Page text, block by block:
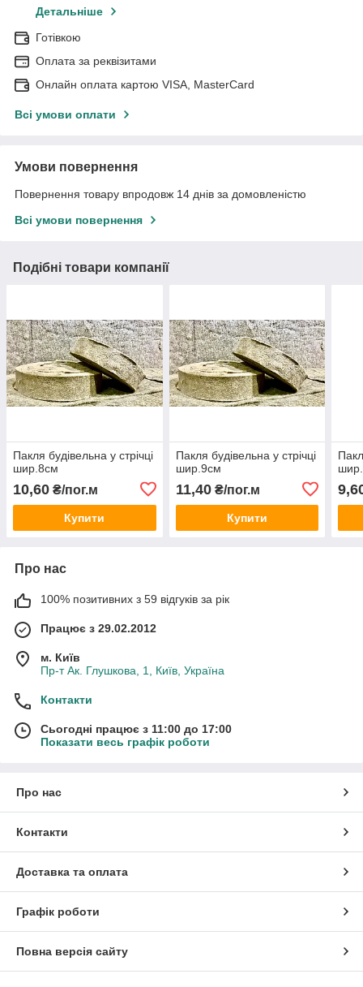
Детальніше
Готівкою
Оплата за реквізитами
Онлайн оплата картою VISA, MasterCard
Всі умови оплати
Умови повернення
Повернення товару впродовж 14 днів за домовленістю
Всі умови повернення
Подібні товари компанії
Пакля будівельна у стрічці
шир.8см
10,60 ₴/пог.м
Купити
Пакля будівельна у стрічці
шир.9см
11,40₴/пог.м
Купити
Про нас
100% позитивних з 59 відгуків за рік
Працює з 29.02.2012
м. Київ
Пр-т Ак. Глушкова, 1, Київ, Україна
Контакти
Сьогодні працює з 11:00 до 17:00
Показати весь графік роботи
Про нас
Контакти
Доставка та оплата
Графік роботи
Повна версія сайту